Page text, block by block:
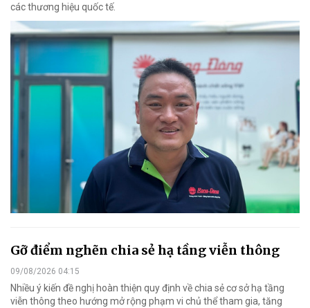
các thương hiệu quốc tế.
Gỡ điểm nghẽn chia sẻ hạ tầng viễn thông
09/08/2026 04:15
Nhiều ý kiến đề nghị hoàn thiện quy định về chia sẻ cơ sở hạ tầng
viễn thông theo hướng mở rộng phạm vi chủ thể tham gia, tăng